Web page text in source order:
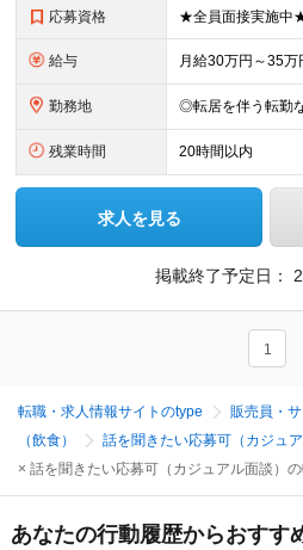
応募資格
給与
勤務地
残業時間 20時間以内
求人を見る
掲載終了予定日：
1
転職・求人情報サイトのtype 販売員・
（飲食）
話を聞きたい応募可（カジュア
× 話を聞きたい応募可（カジュアル面談）
あなたの行動履歴からおすす